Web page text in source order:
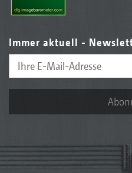
Immer aktuell -